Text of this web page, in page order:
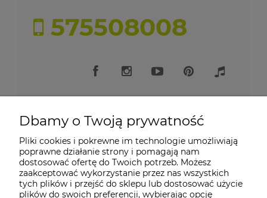
575508008
Moje konto
Płatności i dostawa
Dbamy o Twoją prywatność
Pliki cookies i pokrewne im technologie umożliwiają
poprawne działanie strony i pomagają nam
dostosować ofertę do Twoich potrzeb. Możesz
zaakceptować wykorzystanie przez nas wszystkich
tych plików i przejść do sklepu lub dostosować użycie
plików do swoich preferencji, wybierając opcję